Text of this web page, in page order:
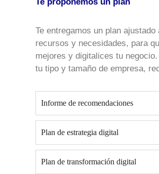
Te entregamos un plan ajustado
recursos y necesidades, para
mejores y digitalices tu negocio.
tu tipo y tamaño de empresa,
Informe de recomendaciones
Plan de estrategia digital
Plan de transformación digital